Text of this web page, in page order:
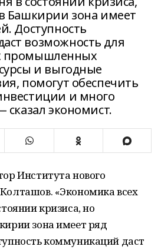
Башкирии зона имеет
Доступность
возможность для
промышленных
и выгодные
помогут обеспечить
и много
сказал экономист.
Института нового
«Экономика всех
кризиса, но
зона имеет ряд
коммуникаций даст